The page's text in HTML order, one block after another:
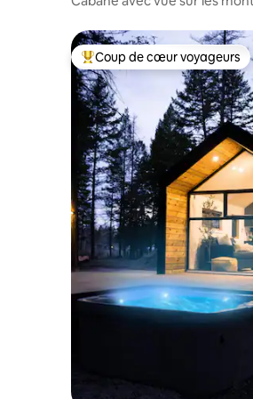
Coups de cœur voyageurs
Coup de cœur voyageurs